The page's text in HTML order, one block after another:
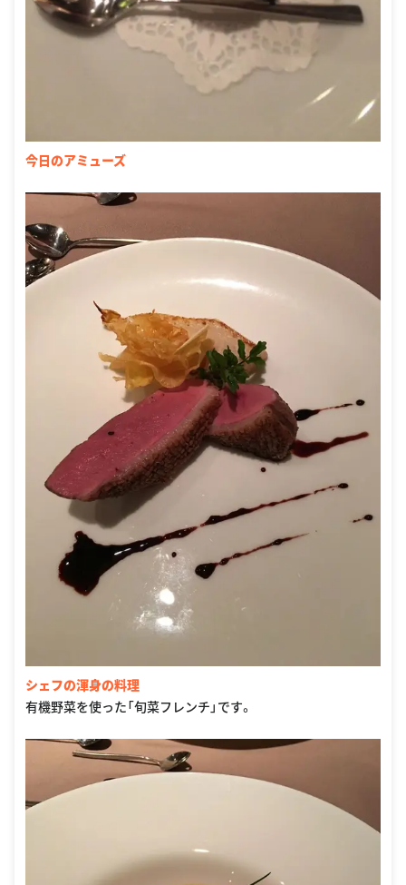
今日のアミューズ
シェフの渾身の料理
有機野菜を使った「旬菜フレンチ」です。